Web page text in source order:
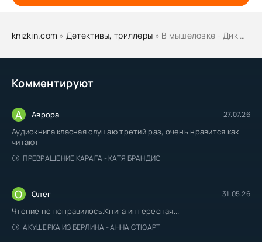
Комментируют
А Аврора 27.07.26
Аудиокнига класная слушаю третий раз, очень нравится как
читают
ПРЕВРАЩЕНИЕ КАРАГА - КАТЯ БРАНДИС
О Олег 31.05.26
Чтение не понравилось.Книга интересная...
АКУШЕРКА ИЗ БЕРЛИНА - АННА СТЮАРТ
knizkin.com » Детективы, триллеры » В мышеловке - Дик Фрэнсис